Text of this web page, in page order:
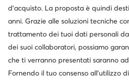
CCC
Jenny Fairy
Mostra altri brand
d’acquisto. La proposta è quindi
anni. Grazie alle soluzioni tecniche
trattamento dei tuoi dati personali
dei suoi collaboratori, possiamo
che ti verranno presentati saranno
Fornendo il tuo consenso all’utilizzo